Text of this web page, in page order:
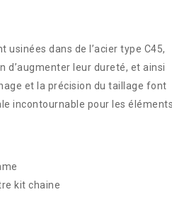
usinées dans de l’acier type C45,
d’augmenter leur dureté, et ainsi
et la précision du taillage font
incontournable pour les
kit chaine